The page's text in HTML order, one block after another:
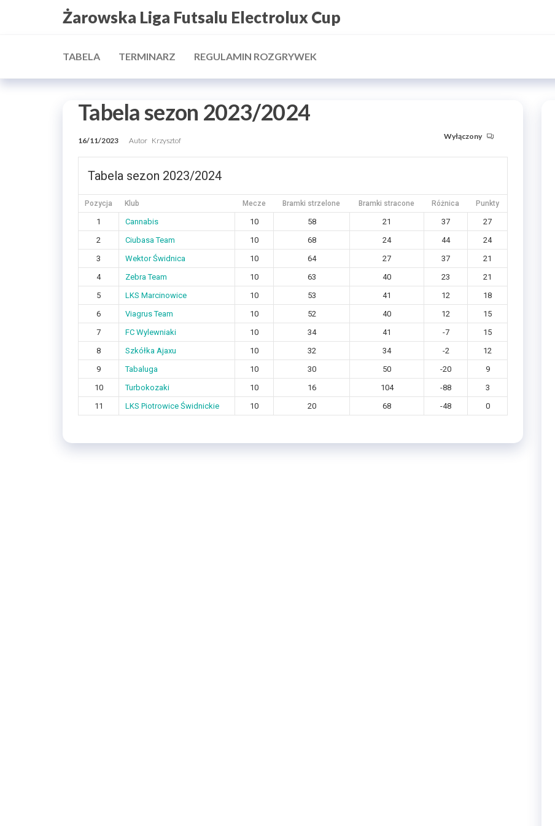
Żarowska Liga Futsalu Electrolux Cup
TABELA TERMINARZ REGULAMIN ROZGRYWEK
Tabela sezon 2023/2024
16/11/2023 Autor Krzysztof Wyłączony
Tabela sezon 2023/2024
Pozycja Klub Mecze Bramki strzelone Bramki stracone Różnica Punkty
1 Cannabis 10 58 21 37
27
2
Ciubasa Team 10 68 24 44
24
3
Wektor Świdnica 10 64 27 37
21
4
Zebra Team 10 63 40 23
21
5
LKS Marcinowice 10 53 41 12
18
6
Viagrus Team 10 52 40 12
15
7
FC Wylewniaki 10 34 41 -7
15
8
Szkółka Ajaxu 10 32 34 -2
12
9
Tabaluga 10 30 50 -20
9
10
Turbokozaki 10 16 104 -88
3
11
LKS Piotrowice Świdnickie 10 20 68 -48 0